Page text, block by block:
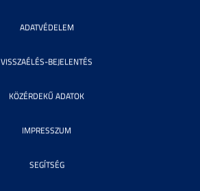
ADATVÉDELEM
VISSZAÉLÉS-BEJELENTÉS
KÖZÉRDEKŰ ADATOK
IMPRESSZUM
SEGÍTSÉG